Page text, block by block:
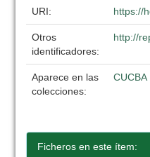
URI: https://
Otros
identificadores:
http://
Aparece en las
colecciones:
CUCBA
Ficheros en este ítem: